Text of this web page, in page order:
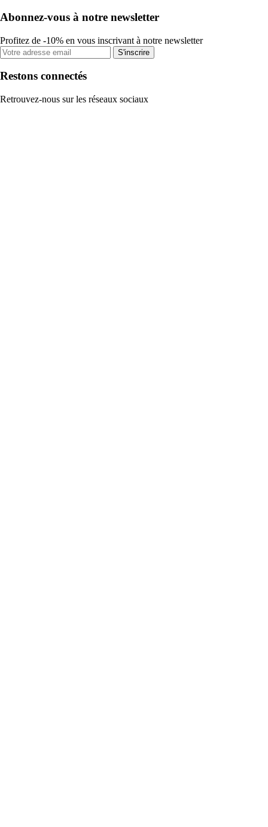
Abonnez-vous à notre newsletter
Profitez de -10% en vous inscrivant à notre newsletter
S'inscrire
Restons connectés
Retrouvez-nous sur les réseaux sociaux